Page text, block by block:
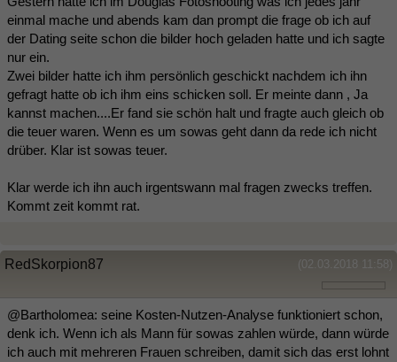
einmal mache und abends kam dan prompt die frage ob ich auf
der Dating seite schon die bilder hoch geladen hatte und ich sagte
nur ein.
Zwei bilder hatte ich ihm persönlich geschickt nachdem ich ihn
gefragt hatte ob ich ihm eins schicken soll. Er meinte dann , Ja
kannst machen....Er fand sie schön halt und fragte auch gleich ob
die teuer waren. Wenn es um sowas geht dann da rede ich nicht
drüber. Klar ist sowas teuer.
Klar werde ich ihn auch irgentswann mal fragen zwecks treffen.
Kommt zeit kommt rat.
(02.03.2018 11:58)
RedSkorpion87
@Bartholomea: seine Kosten-Nutzen-Analyse funktioniert schon,
denk ich. Wenn ich als Mann für sowas zahlen würde, dann würde
ich auch mit mehreren Frauen schreiben, damit sich das erst lohnt